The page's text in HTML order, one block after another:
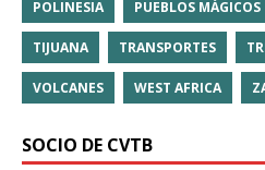
POLINESIA PUEBLOS MÁGICOS
TIJUANA TRANSPORTES
VOLCANES WEST AFRICA
SOCIO DE CVTB